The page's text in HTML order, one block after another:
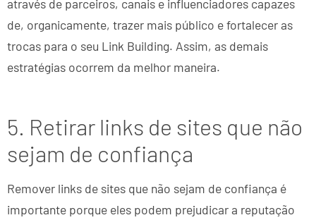
através de parceiros, canais e influenciadores capazes
de, organicamente, trazer mais público e fortalecer as
trocas para o seu Link Building. Assim, as demais
estratégias ocorrem da melhor maneira.
5. Retirar links de sites que não
sejam de confiança
Remover links de sites que não sejam de confiança é
importante porque eles podem prejudicar a reputação